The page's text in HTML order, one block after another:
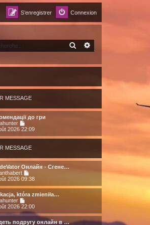
Connexion
S’enregistrer
RECHERCHER
MESSAGE
до гри
o
r
l
d
e
r
n
i
e
r
e
s
2026 22:09
MESSAGE
Онлайн - Сгене…
o
r
l
d
e
r
2026 09:38
która zmieniła…
o
i
r
l
2026 22:00
подругу онлайн в …